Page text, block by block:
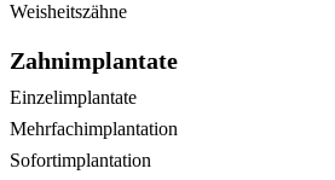
Weisheitszähne
Zahnimplantate
Einzelimplantate
Mehrfachimplantation
Sofortimplantation